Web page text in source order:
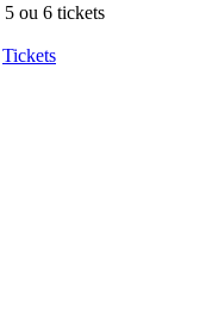
ou 6 tickets
Tickets